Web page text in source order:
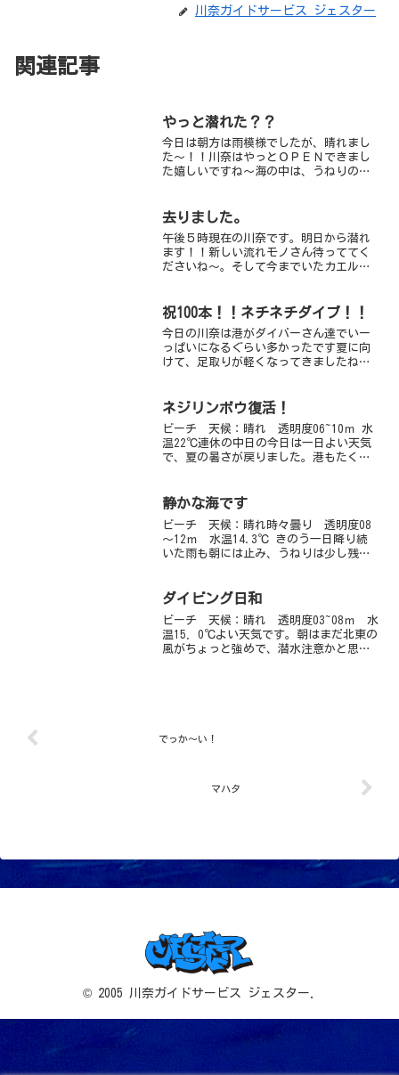
川奈ガイドサービス ジェスター
関連記事
やっと潜れた？？
今日は朝方は雨模様でしたが、晴れまし
た～！！川奈はやっとＯＰＥＮできまし
た嬉しいですね～海の中は、うねりの影
♪南のものが増えつつある川奈ビーチム
レハタタテダイやミナミ...
去りました。
午後５時現在の川奈です。明日から潜れ
ます！！新しい流れモノさん待っててく
ださいね～。そして今までいたカエルア
日からの川奈情報楽しみにしててくださ
祝100本！！ネチネチダイブ！！
今日の川奈は港がダイバーさん達でいー
っぱいになるぐらい多かったです夏に向
けて、足取りが軽くなってきましたね♪
っているのが見れたりと、大分、夏っぽ
ネジリンボウ復活！
ビーチ 天候：晴れ 透明度06~10ｍ 水
温22℃連休の中日の今日は一日よい天気
で、夏の暑さが戻りました。港もたくさ
ったかんじです。３チームに分かれての
静かな海です
ビーチ 天候：晴れ時々曇り 透明度08
～12ｍ 水温14.3℃ きのう一日降り続
いた雨も朝には止み、うねりは少し残り
て大変だったようですね、皆さん大丈夫
ダイビング日和
ビーチ 天候：晴れ 透明度03~08ｍ 水
温15．0℃よい天気です。朝はまだ北東の
風がちょっと強めで、潜水注意かと思い
でっか～い！
マハタ
© 2005 川奈ガイドサービス ジェスター.